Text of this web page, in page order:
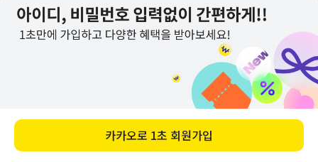
카카오로 1초 회원가입